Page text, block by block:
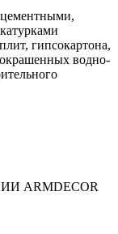
гипсокартона,
водно-
ARMDECOR